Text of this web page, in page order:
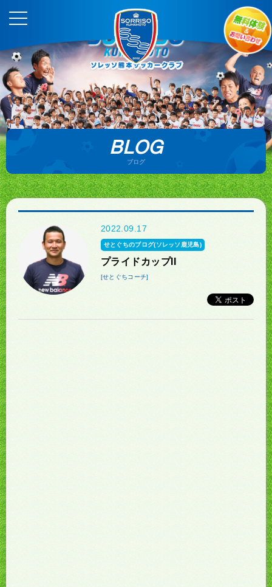
BLOG
ブログ
2022.09.17
せとぐちのブログ(ソレッソ鹿児島)
プライドカップII
[せとぐちコーチ]